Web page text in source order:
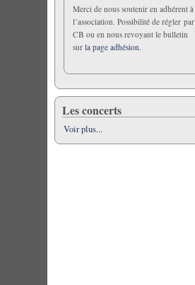
Merci de nous soutenir en adhérent à
l’association. Possibilité de régler par
CB ou en nous revoyant le bulletin
surla page adhésion.
Les concerts
Voir plus...